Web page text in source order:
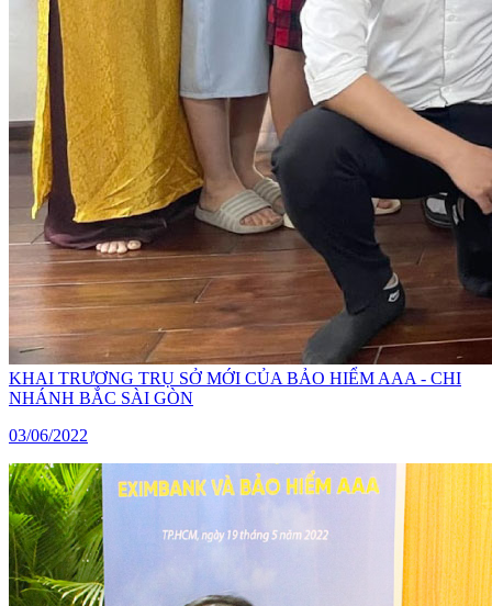
KHAI TRƯƠNG TRỤ SỞ MỚI CỦA BẢO HIỂM AAA - CHI
NHÁNH BẮC SÀI GÒN
03/06/2022